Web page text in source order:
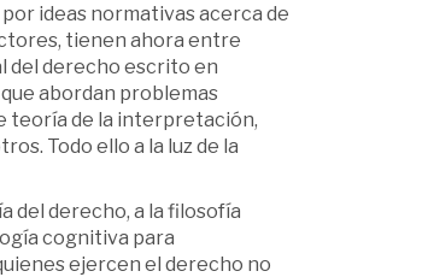
ideas normativas acerca de
tienen ahora entre
del derecho escrito en
abordan problemas
teoría de la interpretación,
Todo ello a la luz de la
del derecho, a la filosofía
cognitiva para
ejercen el derecho no